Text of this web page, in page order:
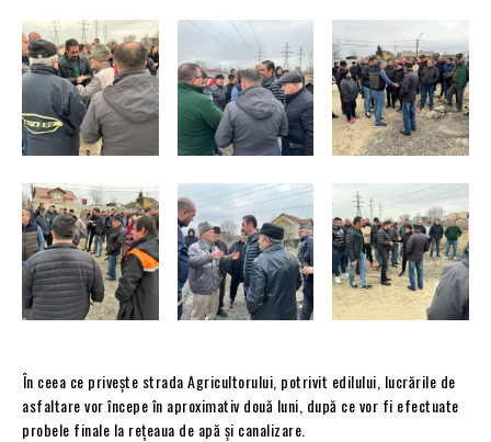
️În ceea ce privește strada Agricultorului, potrivit edilului, lucrările de
asfaltare vor începe în aproximativ două luni, după ce vor fi efectuate
probele finale la rețeaua de apă și canalizare.